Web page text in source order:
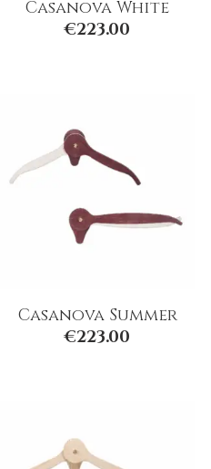
Casanova White
€223.00
Casanova Summer
€223.00